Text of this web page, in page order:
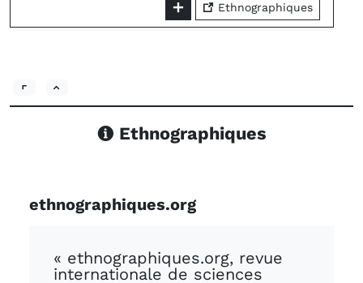
Ethnographiques
Ethnographiques
ethnographiques.org
« ethnographiques.org, revue
internationale de sciences